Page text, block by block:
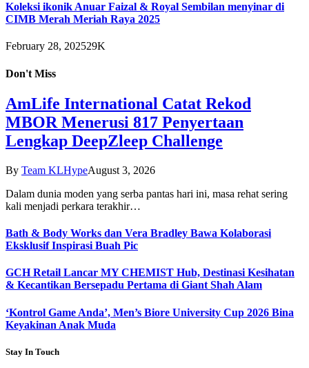
Koleksi ikonik Anuar Faizal & Royal Sembilan menyinar di
CIMB Merah Meriah Raya 2025
February 28, 202529K
Don't Miss
AmLife International Catat Rekod
MBOR Menerusi 817 Penyertaan
Lengkap DeepZleep Challenge
By Team KLHypeAugust 3, 2026
Dalam dunia moden yang serba pantas hari ini, masa rehat sering
kali menjadi perkara terakhir…
Bath & Body Works dan Vera Bradley Bawa Kolaborasi
Eksklusif Inspirasi Buah Pic
GCH Retail Lancar MY CHEMIST Hub, Destinasi Kesihatan
& Kecantikan Bersepadu Pertama di Giant Shah Alam
‘Kontrol Game Anda’, Men’s Biore University Cup 2026 Bina
Keyakinan Anak Muda
Stay In Touch